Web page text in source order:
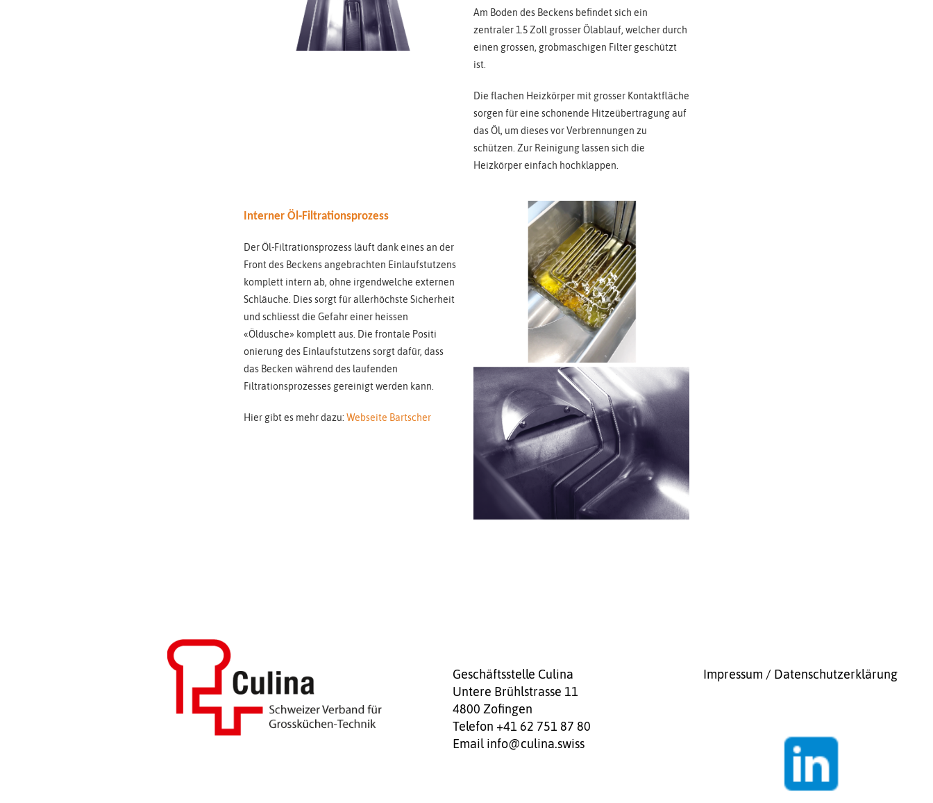
Am Boden des Beckens befindet sich ein
zentraler 1.5 Zoll grosser Ölablauf, welcher durch
einen grossen, grobmaschigen Filter geschützt
ist.
Die flachen Heizkörper mit grosser Kontaktfläche
sorgen für eine schonende Hitzeübertragung auf
das Öl, um dieses vor Verbrennungen zu
schützen. Zur Reinigung lassen sich die
Heizkörper einfach hochklappen.
Interner Öl-Filtrationsprozess
Der Öl-Filtrationsprozess läuft dank eines an der
Front des Beckens angebrachten Einlaufstutzens
komplett intern ab, ohne irgendwelche externen
Schläuche. Dies sorgt für allerhöchste Sicherheit
und schliesst die Gefahr einer heissen
«Öldusche» komplett aus. Die frontale Positi
onierung des Einlaufstutzenssorgt dafür, dass
das Becken während des laufenden
Filtrationsprozesses gereinigt werden kann.
Hier gibt es mehr dazu: Webseite Bartscher
Geschäftsstelle Culina
Untere Brühlstrasse 11
4800 Zofingen
Telefon +41 62 751 87 80
Email info@culina.swiss
Impressum / Datenschutzerklärung